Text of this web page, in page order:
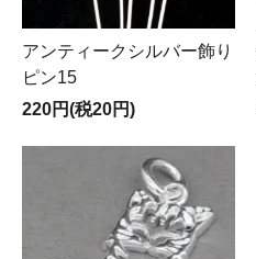
アンティークシルバー飾り
ピン15
220円(税20円)